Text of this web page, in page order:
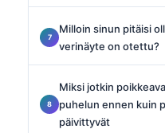
Milloin sinun pitäisi
verinäyte on otettu?
Miksi jotkin
puhelun ennen kuin
päivittyvät